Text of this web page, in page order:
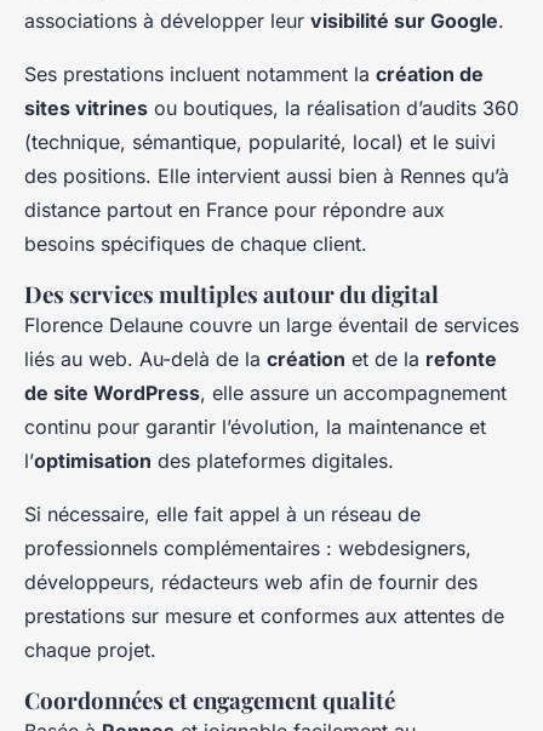
associations à développer leur visibilité sur Google.
Ses prestations incluent notamment la création de
sites vitrines ou boutiques, la réalisation d’audits 360
(technique, sémantique, popularité, local) et le suivi
des positions. Elle intervient aussi bien à Rennes qu’à
distance partout en France pour répondre aux
besoins spécifiques de chaque client.
Des services multiples autour du digital
Florence Delaune couvre un large éventail de services
liés au web. Au-delà de la création et de la refonte
de site WordPress, elle assure un accompagnement
continu pour garantir l’évolution, la maintenance et
l’optimisation des plateformes digitales.
Si nécessaire, elle fait appel à un réseau de
professionnels complémentaires : webdesigners,
développeurs, rédacteurs web afin de fournir des
prestations sur mesure et conformes aux attentes de
chaque projet.
Coordonnées et engagement qualité